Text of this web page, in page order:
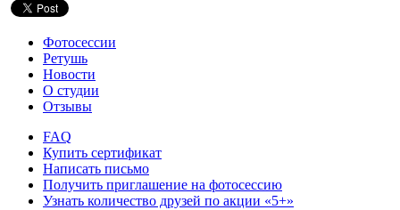
Фотосессии
Ретушь
Новости
О студии
Отзывы
FAQ
Купить сертификат
Написать письмо
Получить приглашение на фотосессию
Узнать количество друзей по акции «5+»